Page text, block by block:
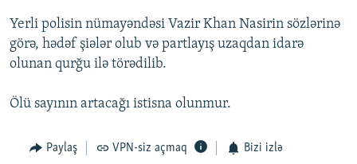
Yerli polisin nümayəndəsi Vazir Khan Nasirin sözlərinə
görə, hədəf şiələr olub və partlayış uzaqdan idarə
olunan qurğu ilə törədilib.
Ölü sayının artacağı istisna olunmur.
Paylaş VPN-siz açmaq Bizi izlə